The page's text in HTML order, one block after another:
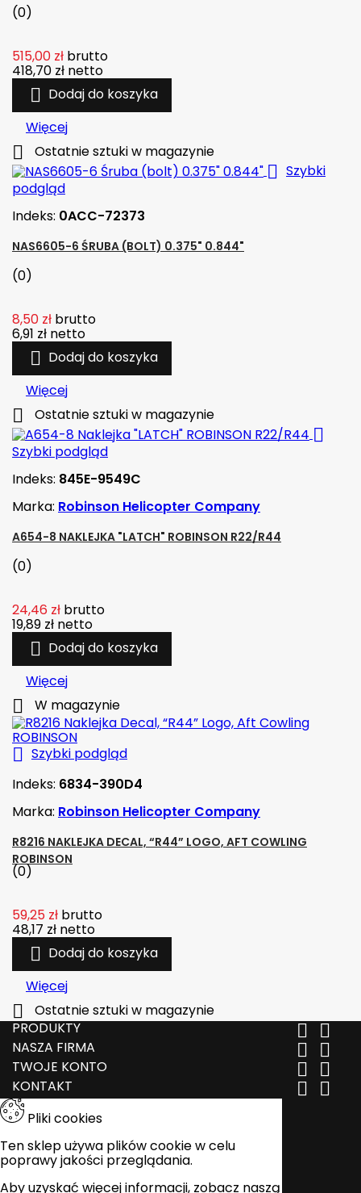
(0)
515,00 zł brutto
418,70 zł netto
 Dodaj do koszyka
Więcej
 Ostatnie sztuki w magazynie
 Szybki
podgląd
Indeks: 0ACC-72373
NAS6605-6 ŚRUBA (BOLT) 0.375" 0.844"
(0)
8,50 zł brutto
6,91 zł netto
 Dodaj do koszyka
Więcej
 Ostatnie sztuki w magazynie

Szybki podgląd
Indeks: 845E-9549C
Marka: Robinson Helicopter Company
A654-8 NAKLEJKA "LATCH" ROBINSON R22/R44
(0)
24,46 zł brutto
19,89 zł netto
 Dodaj do koszyka
Więcej
 W magazynie
 Szybki podgląd
Indeks: 6834-390D4
Marka: Robinson Helicopter Company
R8216 NAKLEJKA DECAL, “R44” LOGO, AFT COWLING
ROBINSON
(0)
59,25 zł brutto
48,17 zł netto
 Dodaj do koszyka
Więcej

Ostatnie sztuki w magazynie
PRODUKTY
 
NASZA FIRMA  
TWOJE KONTO  
KONTAKT  
Pliki cookies
Ten sklep używa plików cookie w celu
poprawy jakości przeglądania.
Aby uzyskać więcej informacji, zobacz naszą